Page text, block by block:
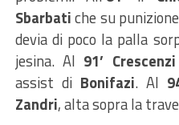
Sbarbatiche su
devia di poco la palla
jesina. Al 91’ Crescenzi
assist di Bonifazi. Al
Zandri, alta sopra la